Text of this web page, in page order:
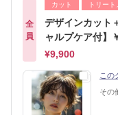
全
員
カット トリート
デザインカット
ャルプケア付
¥9,900
この
その